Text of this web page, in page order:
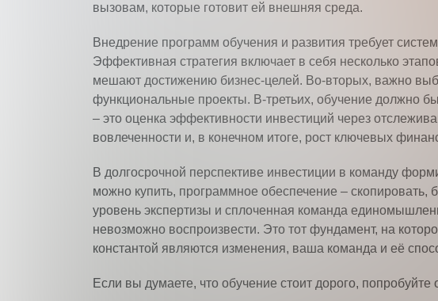
вызовам, которые готовит ей внешняя среда.
Внедрение программ обучения и развития требует
Эффективная стратегия включает в себя несколько
мешают достижению бизнес-целей. Во-вторых, важно
функциональные проекты. В-третьих, обучение должно
– это оценка эффективности инвестиций через
вовлеченности и, в конечном итоге, рост ключевых
В долгосрочной перспективе инвестиции в команду
можно купить, программное обеспечение – скопировать,
уровень экспертизы и сплоченная команда
невозможно воспроизвести. Это тот фундамент, на
константой являются изменения, ваша команда и её
Если вы думаете, что обучение стоит дорого, попробуйте